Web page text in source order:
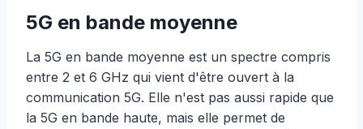
5G en bande moyenne
La 5G en bande moyenne est un spectre compris
entre 2 et 6 GHz qui vient d'être ouvert à la
communication 5G. Elle n'est pas aussi rapide que
la 5G en bande haute, mais elle permet de